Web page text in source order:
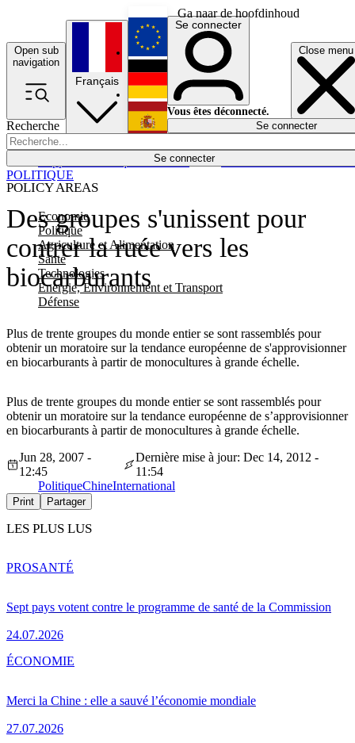
Ga naar de hoofdinhoud
Open sub
navigation
Close menu
Recherche
Se connecter
POLICY AREAS
Economie
Politique
Agriculture et Alimentation
Santé
Technologies
Energie, Environnement et Transport
Défense
Économie
Français
English
Deutsch
Español
Se connecter
Vous êtes déconnecté.
Se connecter
Des groupes s'unissent pour
contrer la ruée vers les
biocarburants
Plus de trente groupes du monde entier se sont rassemblés pour
obtenir un moratoire sur la tendance européenne de s'approvisionner
en biocarburants à partir de monocultures à grande échelle.
POLITIQUE
Plus de trente groupes du monde entier se sont rassemblés pour
obtenir un moratoire sur la tendance européenne de s’approvisionner
en biocarburants à partir de monocultures à grande échelle.
Jun 28, 2007 -
12:45
Dernière mise à jour: Dec 14, 2012 -
11:54
PolitiqueChineInternational
Print Partager
LES PLUS LUS
Sept pays votent contre le programme de santé de la Commission
24.07.2026
PROSANTÉ
Merci la Chine : elle a sauvé l’économie mondiale
27.07.2026
ÉCONOMIE